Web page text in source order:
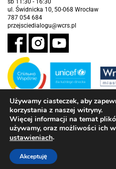
sb 11:30 - 16:30
ul. Świdnicka 10, 50-068 Wrocław
787 054 684
przejsciedialogu@wcrs.pl
Zadanie realizowane ze środków Gminy
Funduszem Narodów Zjednoczonych
Deklaracja dostępności
Używamy ciasteczek, aby
korzystania z naszej witryny.
Więcej informacji na temat
używamy, oraz możliwości ich
ustawieniach.
Akceptuję